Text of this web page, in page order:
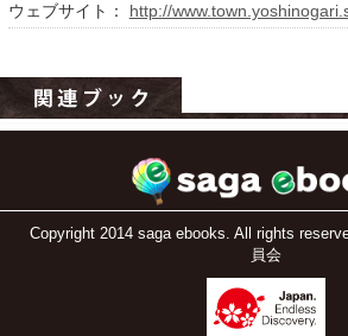
ウェブサイト： http://
Copyright 2014 saga ebooks. All rights
員会
saga ebooksとは
よくある質問